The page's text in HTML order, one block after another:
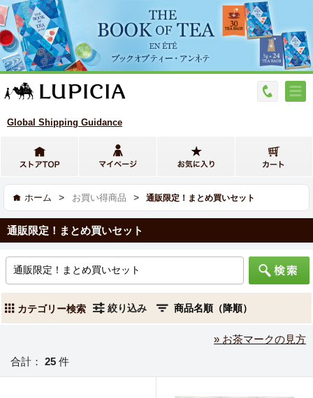
Global Shipping Guidance
ホーム > お買い得商品 > 通販限定！まとめ買いセット
通販限定！まとめ買いセット
カテゴリー検索 絞り込み
» お茶マークの見方
合計： 25 件